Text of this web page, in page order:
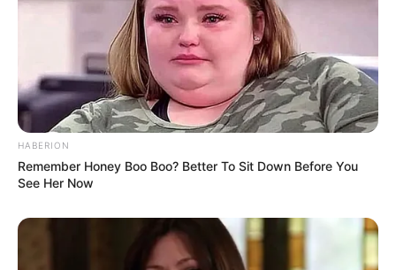
HABERION
Remember Honey Boo Boo? Better To Sit Down Before You
See Her Now